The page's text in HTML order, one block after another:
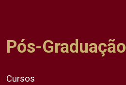
Pós-Graduação
Cursos